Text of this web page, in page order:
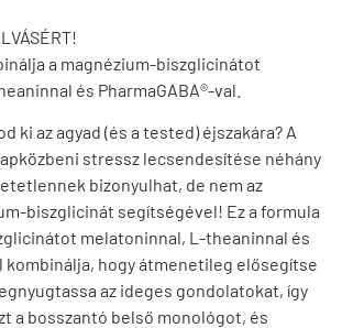
a magnézium-biszglicinátot
és PharmaGABA®-val.
ki az agyad (és a tested) éjszakára? A
stressz lecsendesítése néhány
bizonyulhat, de nem az
biszglicinát segítségével! Ez a formula
melatoninnal, L-theaninnal és
kombinálja, hogy átmenetileg elősegítse
az ideges gondolatokat, így
a bosszantó belső monológot, és